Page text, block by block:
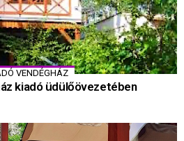
VENDÉGHÁZ
kiadó üdülőövezetében